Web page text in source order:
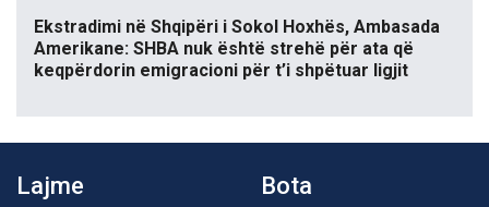
Ekstradimi në Shqipëri i Sokol Hoxhës, Ambasada
Amerikane: SHBA nuk është strehë për ata që
keqpërdorin emigracioni për t’i shpëtuar ligjit
Lajme Bota